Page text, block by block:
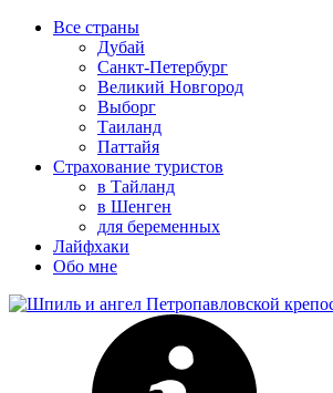
Все страны
Дубай
Санкт-Петербург
Великий Новгород
Выборг
Таиланд
Паттайя
Страхование туристов
в Тайланд
в Шенген
для беременных
Лайфхаки
Обо мне